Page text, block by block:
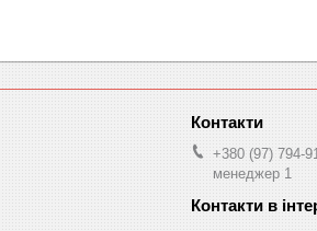
+380 (97) 794-
менеджер 1